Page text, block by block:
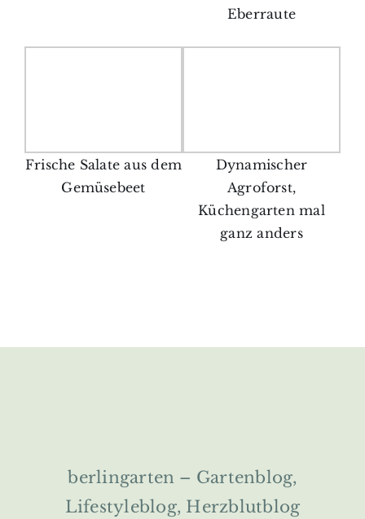
Eberraute
Frische Salate aus dem
Gemüsebeet
Dynamischer
Agroforst,
Küchengarten mal
ganz anders
berlingarten – Gartenblog,
Lifestyleblog, Herzblutblog